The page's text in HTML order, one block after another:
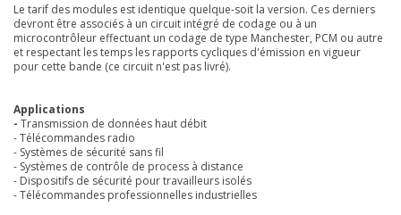
Le tarif des modules est identique quelque-soit la version. Ces derniers
devront être associés à un circuit intégré de codage ou à un
microcontrôleur effectuant un codage de type Manchester, PCM ou autre
et respectant les temps les rapports cycliques d'émission en vigueur
pour cette bande (ce circuit n'est pas livré).
Applications
- Transmission de données haut débit
- Télécommandes radio
- Systèmes de sécurité sans fil
- Systèmes de contrôle de process à distance
- Dispositifs de sécurité pour travailleurs isolés
- Télécommandes professionnelles industrielles